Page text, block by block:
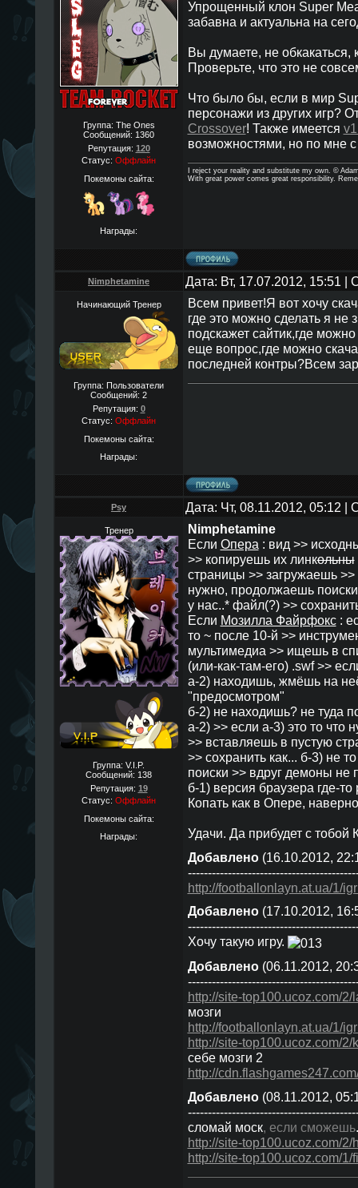
Группа: The Ones
Сообщений: 1360
Репутация: 120
Статус: Оффлайн
Покемоны сайта:
Награды:
Упрощенный клон Super
забавна и актуальна на
Вы думаете, не обкакаться,
Проверьте, что это не
Что было бы, если в мир
персонажи из других игр?
Crossover! Также имеется
возможностями, но по мне
I reject your reality and substitute my own. ©
With great power comes great responsibility.
Nimphetamine Дата: Вт, 17.07.2012, 15:51
Начинающий Тренер
Группа: Пользователи
Сообщений: 2
Репутация: 0
Статус: Оффлайн
Покемоны сайта:
Награды:
Всем привет!Я вот хочу
где это можно сделать я не
подскажет сайтик,где
еще вопрос,где можно
последней контры?Всем
Psy Дата: Чт, 08.11.2012, 05:12
Тренер
Группа: V.I.P.
Сообщений: 138
Репутация: 19
Статус: Оффлайн
Покемоны сайта:
Награды:
Nimphetamine
Если Опера : вид >>
>> копируешь их линкольны
страницы >> загружаешь
нужно, продолжаешь
у нас..* файл(?) >>
Если Мозилла Файрфокс:
то ~ после 10-й >>
мультимедиа >> ищешь в
(или-как-там-его) .swf >>
а-2) находишь, жмёшь на
"предосмотром"
б-2) не находишь? не туда
а-2) >> если а-3) это то что
>> вставляешь в пустую
>> сохранить как... б-3) не
поиски >> вдруг демоны не
б-1) версия браузера где-
Копать как в Опере,
Удачи. Да прибудет с тобой
Добавлено(16.10.2012,
http://footballonlayn.at.ua/1/
Добавлено(17.10.2012,
Хочу такую игру.
Добавлено(06.11.2012,
http://site-top100.ucoz.com/2/
мозги
http://footballonlayn.at.ua/1/
http://site-top100.ucoz.com/
себе мозги 2
http://
Добавлено(08.11.2012,
сломай моск, если сможешь.
http://site-top100.ucoz.com/2/
http://site-top100.ucoz.com/1/